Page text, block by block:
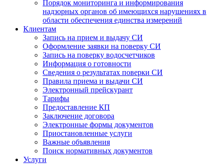
Порядок мониторинга и информирования
надзорных органов об имеющихся нарушениях в
области обеспечения единства измерений
Клиентам
Запись на прием и выдачу СИ
Оформление заявки на поверку СИ
Запись на поверку водосчетчиков
Информация о готовности
Сведения о результатах поверки СИ
Правила приема и выдачи СИ
Электронный прейскурант
Тарифы
Предоставление КП
Заключение договора
Электронные формы документов
Приостановленные услуги
Важные объявления
Поиск нормативных документов
Услуги